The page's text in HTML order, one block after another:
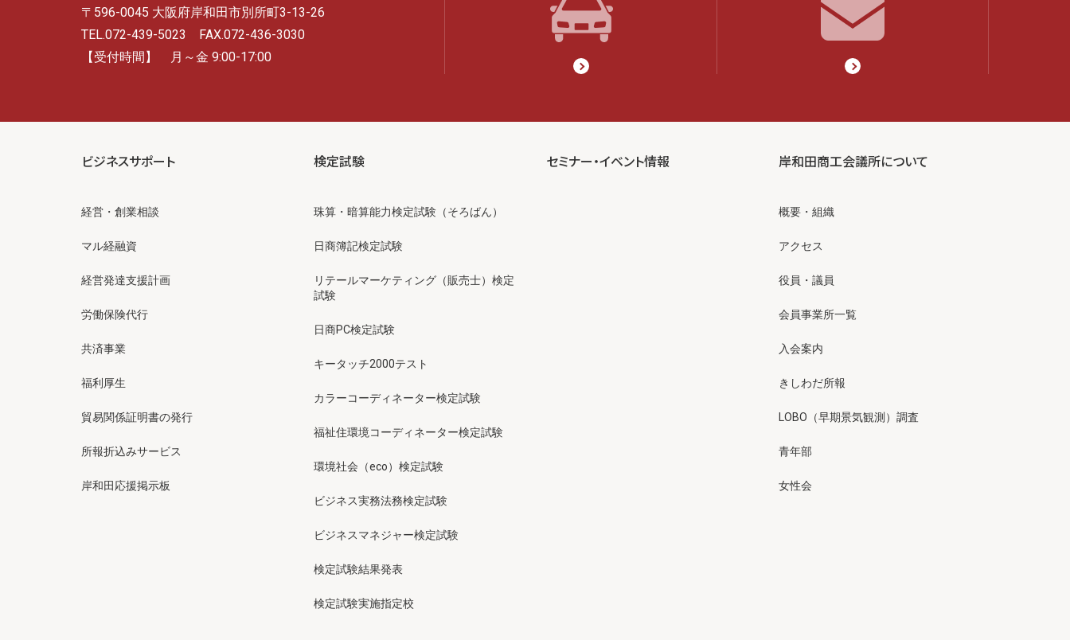
〒596-0045 大阪府岸和田市別所町3-13-26
TEL.072-439-5023 FAX.072-436-3030
【受付時間】 月～金 9:00-17:00
ビジネスサポート
経営・創業相談
マル経融資
経営発達支援計画
労働保険代行
共済事業
福利厚生
貿易関係証明書の発行
所報折込みサービス
岸和田応援掲示板
検定試験
珠算・暗算能力検定試験（そろばん）
日商簿記検定試験
リテールマーケティング（販売士）検定
試験
日商PC検定試験
キータッチ2000テスト
カラーコーディネーター検定試験
福祉住環境コーディネーター検定試験
環境社会（eco）検定試験
ビジネス実務法務検定試験
ビジネスマネジャー検定試験
検定試験結果発表
検定試験実施指定校
セミナー・イベント情報 岸和田商工会議所について
概要・組織
アクセス
役員・議員
会員事業所一覧
入会案内
きしわだ所報
LOBO（早期景気観測）調査
青年部
女性会